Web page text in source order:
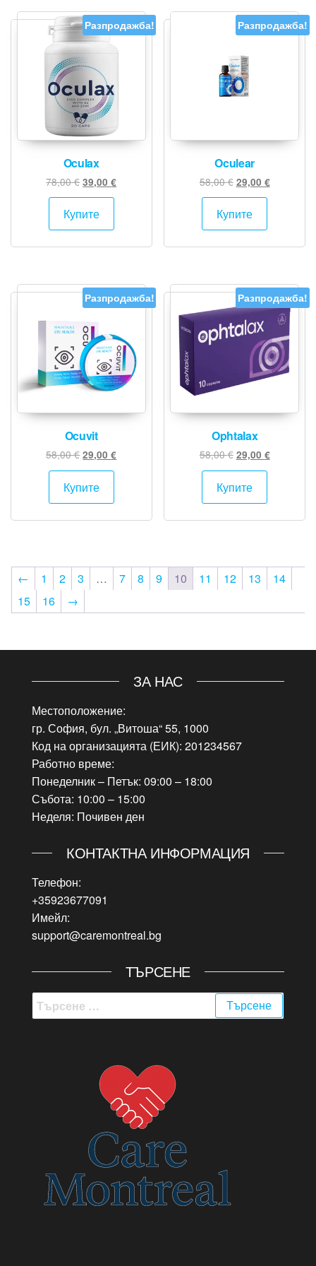
Разпродажба!
Oculax
78,00€Original
price
was:
78,00 €.
39,00€Текущата
Купите
Разпродажба!
Oculear
58,00€ Original
price
was:
58,00 €.
29,00 €Текущата
Купите
Разпродажба!
Ocuvit
58,00€Original
price
was:
29,00€Текущата
Купите
Разпродажба!
Ophtalax
58,00€ Original
price
was:
29,00 €Текущата
Купите
← 1 2 3 … 7 8 9 10 11 12 13
14
15
16 →
ЗА НАС
Местоположение:
гр. София, бул. „Витоша“ 55, 1000
Код на организацията (ЕИК): 201234567
Работно време:
Понеделник – Петък: 09:00 – 18:00
Събота: 10:00 – 15:00
Неделя: Почивен ден
КОНТАКТНА ИНФОРМАЦИЯ
Телефон:
+35923677091
Имейл:
support@caremontreal.bg
ТЪРСЕНЕ
Търсене
за: